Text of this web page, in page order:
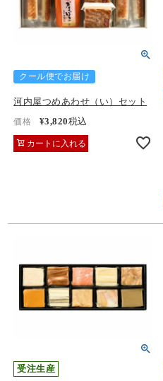
クール便でお届け
河内屋つめあわせ（い）セット
価格 ¥3,820税込
カートに入れる
受注生産